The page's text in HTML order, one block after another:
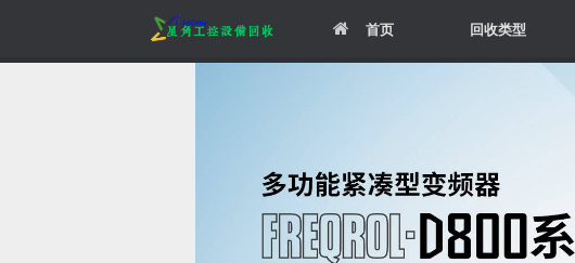
首页 回收类型